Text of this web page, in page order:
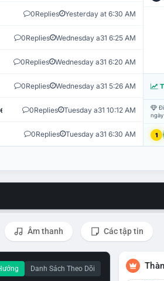
0Replies Yesterday at 6:30 AM
0Replies Wednesday a31 6:25 AM
0Replies Wednesday a31 6:20 AM
0Replies Wednesday a31 5:26 AM
0Replies Tuesday a31 10:12 AM
0Replies Tuesday a31 6:30 AM 1
Âm thanh Các tập tin
Danh Sách Theo Dõi